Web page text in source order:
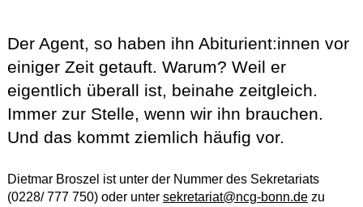
Der Agent, so haben ihn Abiturient:innen vor
einiger Zeit getauft. Warum? Weil er
eigentlich überall ist, beinahe zeitgleich.
Immer zur Stelle, wenn wir ihn brauchen.
Und das kommt ziemlich häufig vor.
Dietmar Broszel ist unter der Nummer des Sekretariats
(0228/ 777 750) oder unter sekretariat@ncg-bonn.dezu